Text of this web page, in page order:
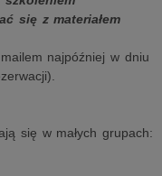
się z materiałem
najpóźniej w dniu
się w małych grupach: